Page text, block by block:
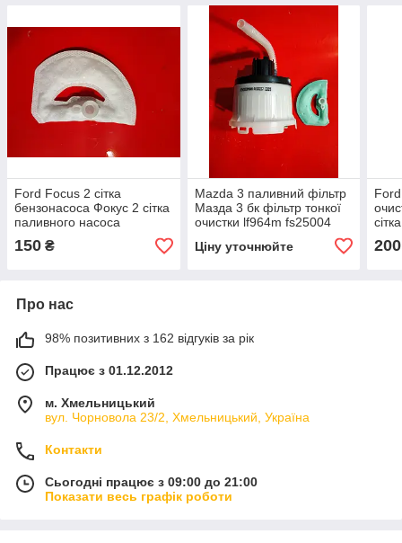
Ford Focus 2 сітка
бензонасоса Фокус 2 сітка
паливного насоса
150 ₴
Mazda 3 паливний фільтр
Мазда 3 бк фільтр тонкої
очистки lf964m fs25004
Ціну уточнюйте 200
Про нас
98% позитивних з 162 відгуків за рік
Працює з 01.12.2012
м. Хмельницький
вул. Чорновола 23/2, Хмельницький, Україна
Контакти
Сьогодні працює з 09:00 до 21:00
Показати весь графік роботи